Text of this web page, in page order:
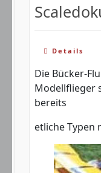
Details
Die Bücker-
Modellflieger
bereits
etliche Typen